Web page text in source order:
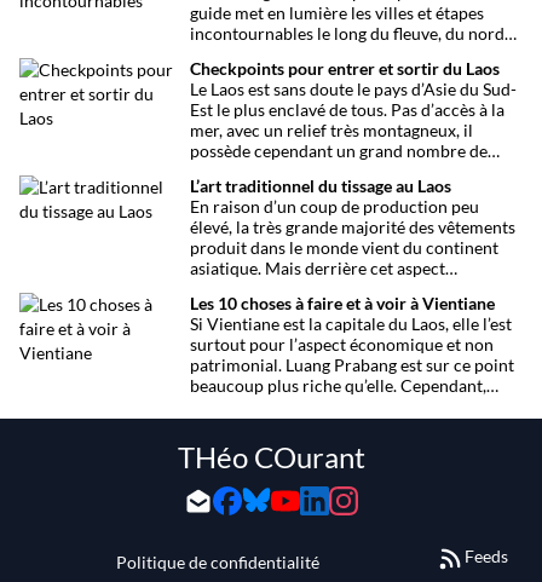
guide met en lumière les villes et étapes
incontournables le long du fleuve, du nord
Checkpoints pour entrer et sortir du Laos
Le Laos est sans doute le pays d’Asie du Sud-
Est le plus enclavé de tous. Pas d’accès à la
mer, avec un relief très montagneux, il
possède cependant un grand nombre de
donnant un rôle non négligeable dans la
circulation des biens et des personnes.
L’art traditionnel du tissage au Laos
En raison d’un coup de production peu
élevé, la très grande majorité des vêtements
produit dans le monde vient du continent
asiatique. Mais derrière cet aspect
tissage millénaire comme au Laos.
Les 10 choses à faire et à voir à Vientiane
Si Vientiane est la capitale du Laos, elle l’est
surtout pour l’aspect économique et non
patrimonial. Luang Prabang est sur ce point
beaucoup plus riche qu’elle. Cependant,
s’occuper agréablement.
THéo COurant
Politique de confidentialité
Feeds